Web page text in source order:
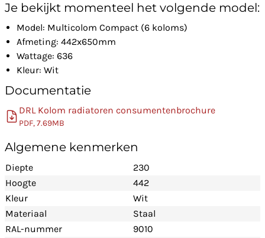
Je bekijkt momenteel het volgende model:
Model: Multicolom Compact (6 koloms)
Afmeting: 442x650mm
Wattage: 636
Kleur: Wit
Documentatie
DRL Kolom radiatoren consumentenbrochure
PDF, 7.69MB
Algemene kenmerken
Diepte
230
Hoogte
442
Kleur
Wit
Materiaal
Staal
RAL-nummer
9010